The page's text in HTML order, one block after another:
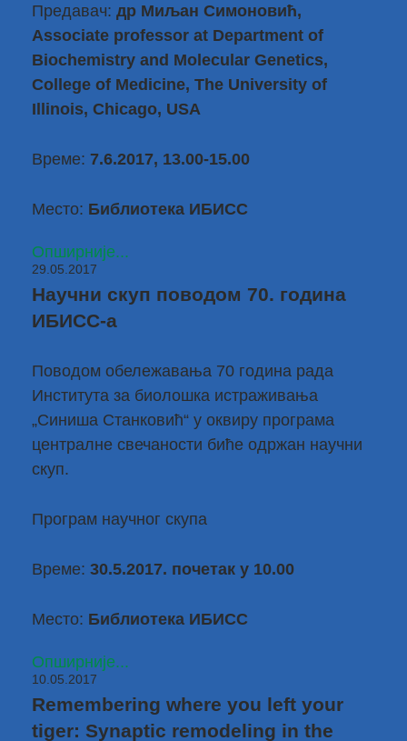
Предавач: др Миљан Симоновић,
Associate professor at Department of
Biochemistry and Molecular Genetics,
College of Medicine, The University of
Illinois, Chicago, USA
Време: 7.6.2017, 13.00-15.00
Место: Библиотека ИБИСС
Опширније...
29.05.2017
Научни скуп поводом 70. година
ИБИСС-а
Поводом обележавања 70 година рада
Института за биолошка истраживања
„Синиша Станковић“ у оквиру програма
централне свечаности биће одржан научни
скуп.
Програм научног скупа
Време: 30.5.2017. почетак у 10.00
Место: Библиотека ИБИСС
Опширније...
10.05.2017
Remembering where you left your
tiger: Synaptic remodeling in the